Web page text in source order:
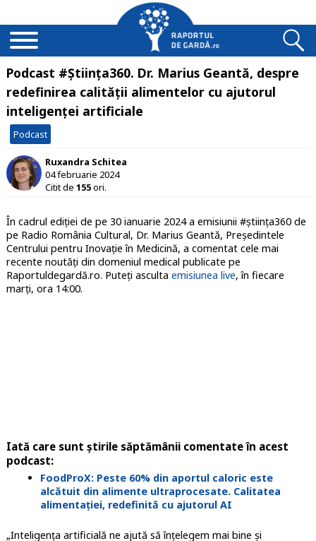
Podcast #Știința360. Dr. Marius Geantă, despre
redefinirea calității alimentelor cu ajutorul
inteligenței artificiale
Podcast
Ruxandra Schitea
04 februarie 2024
Citit de 155ori.
În cadrul ediției de pe 30 ianuarie 2024 a emisiunii #știința360 de
pe Radio România Cultural, Dr. Marius Geantă, Președintele
Centrului pentru Inovație în Medicină, a comentat cele mai
recente noutăți din domeniul medical publicate pe
Raportuldegardă.ro. Puteți asculta emisiunea live, în fiecare
marți, ora 14:00.
Iată care sunt știrile săptămânii comentate în acest
podcast:
FoodProX: Peste 60% din aportul caloric este
alcătuit din alimente ultraprocesate. Calitatea
alimentației, redefinită cu ajutorul AI
„Inteligența artificială ne ajută să înțelegem mai bine și